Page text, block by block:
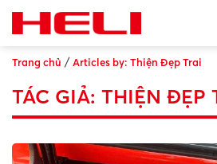
Trang chủ /Articles by: Thiện Đẹp Trai
TÁC GIẢ: THIỆN ĐẸP